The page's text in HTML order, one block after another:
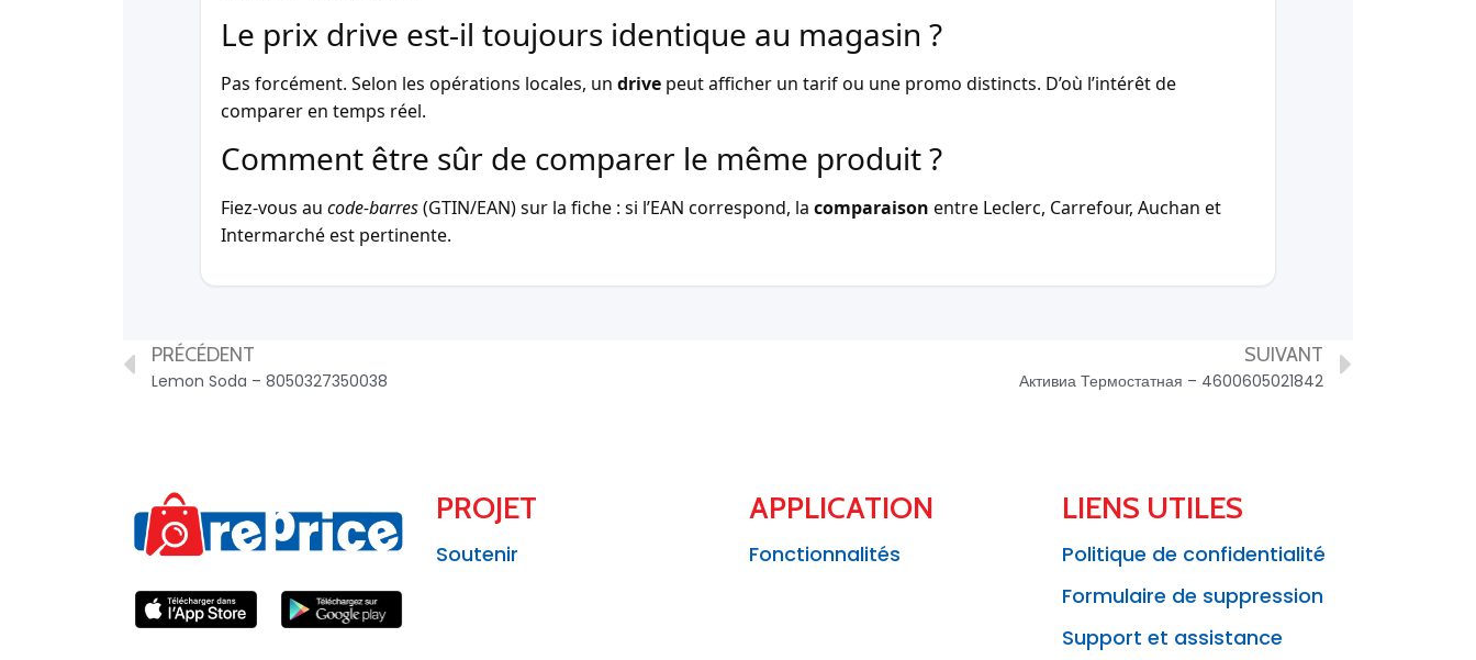
Le prix drive est-il toujours identique au magasin ?
Pas forcément. Selon les opérations locales, un drive peut afficher un tarif ou une promo distincts. D’où l’intérêt de
comparer en temps réel.
Comment être sûr de comparer le même produit ?
Fiez-vous au code-barres(GTIN/EAN) sur la fiche : si l’EAN correspond, la comparaison entre Leclerc, Carrefour, Auchan et
Intermarché est pertinente.
PRÉCÉDENT
Lemon Soda – 8050327350038
SUIVANT
Активиа Термостатная – 4600605021842
PROJET
Soutenir
APPLICATION
Fonctionnalités
LIENS UTILES
Politique de confidentialité
Formulaire de suppression
Support et assistance